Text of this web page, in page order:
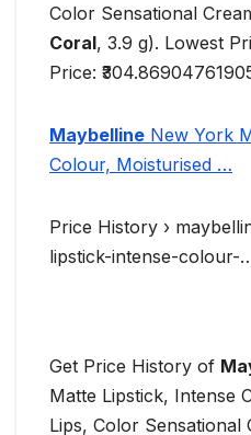
Color Sensational
Coral, 3.9 g). Lowest
Price:
Maybelline New York
Colour, Moisturised …
Price History ›
lipstick-intense-colour-
Get Price History of
Matte Lipstick, Intense
Lips, Color Sensational